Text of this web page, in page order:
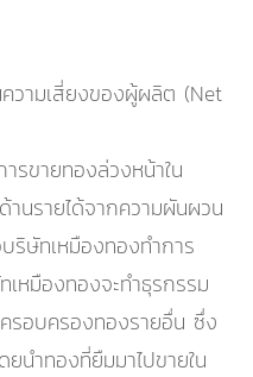
วามเสี่ยงของผู้ผลิต (Net
รขายทองล่วงหน้าใน
านรายได้จากความผันผวน
ริษัทเหมืองทองทำการ
หมืองทองจะทำธุรกรรม
รอบครองทองรายอื่น ซึ่ง
นำทองที่ยืมมาไปขายใน